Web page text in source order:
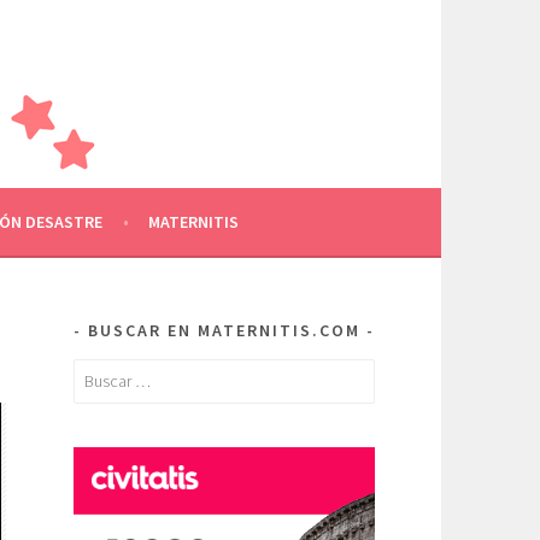
DESASTRE MATERNITIS
BUSCAR EN MATERNITIS.COM
Buscar: